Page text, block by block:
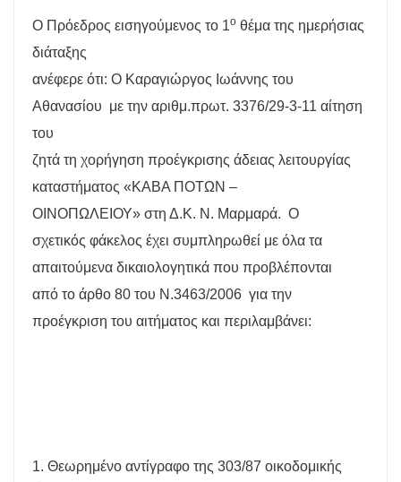
Ο Πρόεδρος εισηγούμενος το 1ο θέμα της ημερήσιας
διάταξης
ανέφερε ότι: Ο Καραγιώργος Ιωάννης του
Αθανασίου με την αριθμ.πρωτ. 3376/29-3-11 αίτηση
του
ζητά τη χορήγηση προέγκρισης άδειας λειτουργίας
καταστήματος «ΚΑΒΑ ΠΟΤΩΝ –
ΟΙΝΟΠΩΛΕΙΟΥ» στη Δ.Κ. Ν. Μαρμαρά. Ο
σχετικός φάκελος έχει συμπληρωθεί με όλα τα
απαιτούμενα δικαιολογητικά που προβλέπονται
από το άρθο 80 του Ν.3463/2006 για την
προέγκριση του αιτήματος και περιλαμβάνει:
1. Θεωρημένο αντίγραφο της 303/87 οικοδομικής